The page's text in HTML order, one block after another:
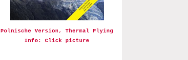
Polnische Version, Thermal Flying
Info: Click picture